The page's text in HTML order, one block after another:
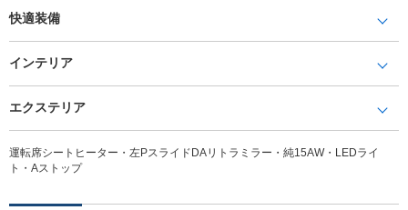
快適装備
インテリア
エクステリア
運転席シートヒーター・左PスライドDAリトラミラー・純15AW・LEDライ
ト・Aストップ